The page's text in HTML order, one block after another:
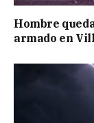
Hombre
armado en